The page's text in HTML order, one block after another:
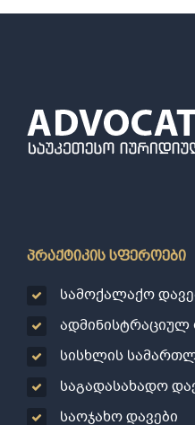
პრაქტიკის სფეროები
სამოქალაქო
ადმინისტრაციულ
სისხლის
საგადასახადო
საოჯახო დავები